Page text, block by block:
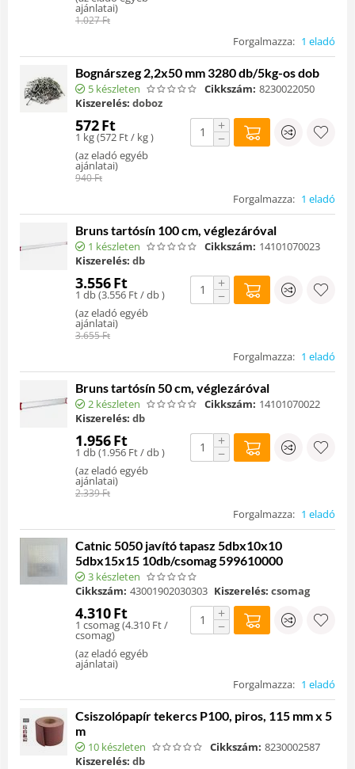
ajánlatai)
1.027Ft
Forgalmazza: 1 eladó
Bognárszeg 2,2x50 mm 3280 db/5kg-os dob
5 készleten Cikkszám: 8230022050
Kiszerelés: doboz
572Ft
1 kg (572 Ft/ kg )
(az eladó egyéb
ajánlatai)
940Ft
+
−
Forgalmazza: 1 eladó
Bruns tartósín 100 cm, véglezáróval
1 készleten Cikkszám: 14101070023
Kiszerelés: db
3.556Ft
1 db (3.556 Ft/ db )
(az eladó egyéb
ajánlatai)
3.655Ft
+
−
Forgalmazza: 1 eladó
Bruns tartósín 50 cm, véglezáróval
2 készleten Cikkszám: 14101070022
Kiszerelés: db
1.956Ft
1 db (1.956 Ft/ db )
(az eladó egyéb
ajánlatai)
2.339Ft
+
−
Forgalmazza: 1 eladó
Catnic 5050 javító tapasz 5dbx10x10
5dbx15x15 10db/csomag 599610000
3 készleten
Cikkszám: 43001902030303 Kiszerelés: csomag
4.310Ft
1 csomag (4.310 Ft/
csomag)
(az eladó egyéb
ajánlatai)
+
−
Forgalmazza: 1 eladó
Csiszolópapír tekercs P100, piros, 115 mm x 5
m
10 készleten Cikkszám: 8230002587
Kiszerelés: db